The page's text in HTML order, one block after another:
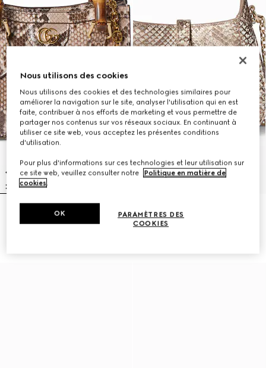
Cabas Gucci Diana petit format
en cuir python
RUPTURE DE STOCK EN LIGNE
Sac Gucci Jackie 1961 mini format
en cuir python
Nous utilisons des cookies
Nous utilisons des cookies et des technologies similaires pour
améliorer la navigation sur le site, analyser l'utilisation qui en est
faite, contribuer à nos efforts de marketing et vous permettre de
partager nos contenus sur vos réseaux sociaux. En continuant à
utiliser ce site web, vous acceptez les présentes conditions
d'utilisation.
Pour plus d'informations sur ces technologies et leur utilisation sur
ce site web, veuillez consulter notre
Politique en matière de
cookies.
PARAMÈTRES DES
COOKIES
OK